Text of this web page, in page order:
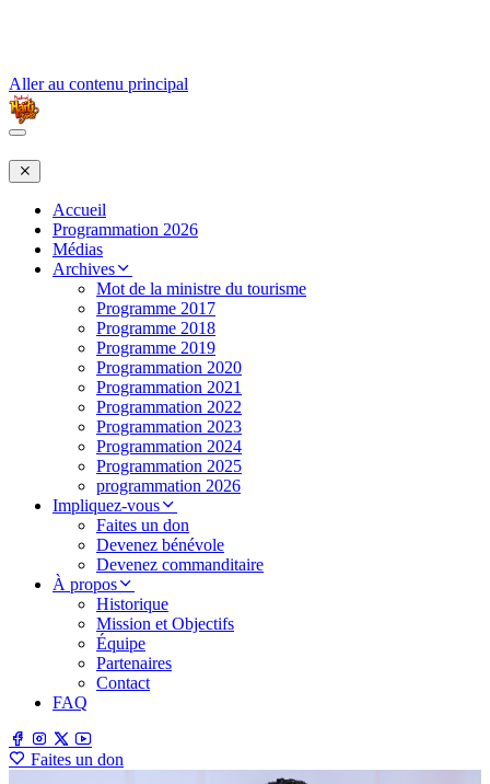
Aller au contenu principal
Accueil
Programmation 2026
Médias
Archives
Mot de la ministre du tourisme
Programme 2017
Programme 2018
Programme 2019
Programmation 2020
Programmation 2021
Programmation 2022
Programmation 2023
Programmation 2024
Programmation 2025
programmation 2026
Impliquez-vous
Faites un don
Devenez bénévole
Devenez commanditaire
À propos
Historique
Mission et Objectifs
Équipe
Partenaires
Contact
FAQ
Faites un don